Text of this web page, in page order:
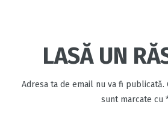
LASĂ UN
Adresa ta de email nu va fi publicată.
sunt marcate cu